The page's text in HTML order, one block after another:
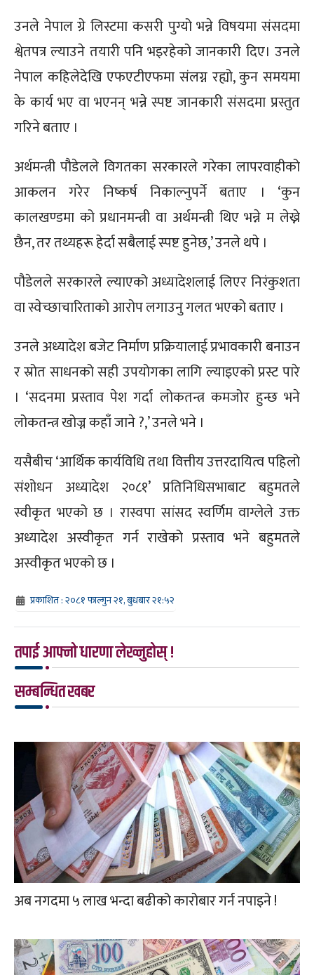
उनले नेपाल ग्रे लिस्टमा कसरी पुग्यो भन्ने विषयमा संसदमा
श्वेतपत्र ल्याउने तयारी पनि भइरहेको जानकारी दिए। उनले
नेपाल कहिलेदेखि एफएटीएफमा संलग्न रह्यो, कुन समयमा
के कार्य भए वा भएनन् भन्ने स्पष्ट जानकारी संसदमा प्रस्तुत
गरिने बताए ।
अर्थमन्त्री पौडेलले विगतका सरकारले गरेका लापरवाहीको
आकलन गरेर निष्कर्ष निकाल्नुपर्ने बताए । ‘कुन
कालखण्डमा को प्रधानमन्त्री वा अर्थमन्त्री थिए भन्ने म लेख्ने
छैन, तर तथ्यहरू हेर्दा सबैलाई स्पष्ट हुनेछ,’ उनले थपे ।
पौडेलले सरकारले ल्याएको अध्यादेशलाई लिएर निरंकुशता
वा स्वेच्छाचारिताको आरोप लगाउनु गलत भएको बताए ।
उनले अध्यादेश बजेट निर्माण प्रक्रियालाई प्रभावकारी बनाउन
र स्रोत साधनको सही उपयोगका लागि ल्याइएको प्रस्ट पारे
। ‘सदनमा प्रस्ताव पेश गर्दा लोकतन्त्र कमजोर हुन्छ भने
लोकतन्त्र खोज्न कहाँ जाने ?,’ उनले भने ।
यसैबीच ‘आर्थिक कार्यविधि तथा वित्तीय उत्तरदायित्व पहिलो
संशोधन अध्यादेश २०८१’ प्रतिनिधिसभाबाट बहुमतले
स्वीकृत भएको छ । रास्वपा सांसद स्वर्णिम वाग्लेले उक्त
अध्यादेश अस्वीकृत गर्न राखेको प्रस्ताव भने बहुमतले
अस्वीकृत भएको छ ।
प्रकाशित : २०८१ फाल्गुन २१, बुधबार २१:५२
तपाई आफ्नो धारणा लेख्नुहोस् !
सम्बन्धित खबर
अब नगदमा ५ लाख भन्दा बढीको कारोबार गर्न नपाइने !